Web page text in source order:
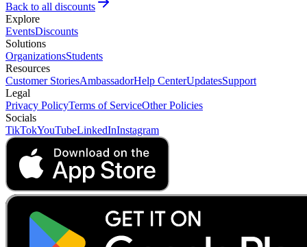
Back to all discounts
Explore
EventsDiscounts
Solutions
OrganizationsStudents
Resources
Customer StoriesAmbassadorHelp CenterUpdatesSupport
Legal
Privacy PolicyTerms of ServiceOther Policies
Socials
TikTokYouTubeLinkedInInstagram